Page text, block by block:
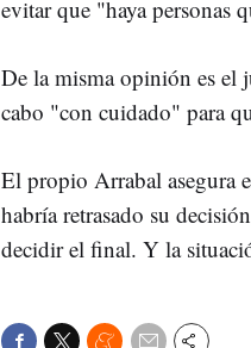
evitar que "haya personas
De la misma opinión es el
cabo "con cuidado" para
El propio Arrabal asegura
habría retrasado su
decidir el final. Y la